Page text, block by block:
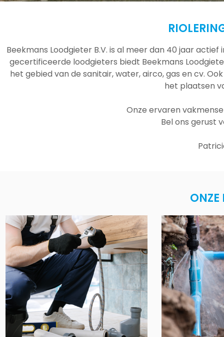
Beekmans Loodgieter B.V. is al meer dan 40 jaar
gecertificeerde loodgieters biedt Beekmans
het gebied van de sanitair, water, airco, gas en cv.
het plaatsen
Onze ervaren
Bel ons gerust
ONZE